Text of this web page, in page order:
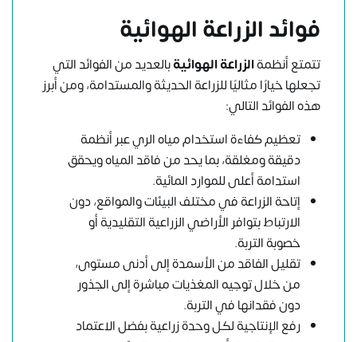
فوائد الزراعة الهوائية
تتمتع أنظمةالزراعة الهوائيةبالعديد من الفوائد التي
تجعلها خيارًا مثاليًا للزراعة الحديثة والمستدامة، ومن أبرز
هذه الفوائد التالي:
تعظيم كفاءة استخدام مياه الري عبر أنظمة
دقيقة ومغلقة، بما يحد من فاقد المياه ويحقق
استدامة أعلى للموارد المائية.
إتاحة الزراعة في مختلف البيئات والمواقع، دون
الارتباط بتوافر الأراضي الزراعية التقليدية أو
خصوبة التربة.
تقليل الفاقد من الأسمدة إلى أدنى مستوى،
من خلال توجيه المغذيات مباشرة إلى الجذور
دون فقدانها في التربة.
رفع الإنتاجية لكل وحدة زراعية بفضل الاعتماد